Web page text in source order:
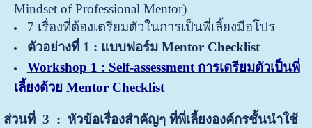
Mindset of Professional Mentor)
7 เรื่องที่ต้องเตรียมตัวในการเป็นพี่เลี้ยงมือโปร
ตัวอย่างที่ 1 : แบบฟอร์ม Mentor Checklist
Workshop 1 : Self-assessment การเตรียมตัวเป็นพี่
เลี้ยงด้วย Mentor Checklist
ส่วนที่ 3 : หัวข้อเรื่องสำคัญๆ ที่พี่เลี้ยงองค์กรชั้นนำใช้